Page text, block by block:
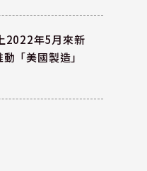
2022年5月來新
「美國製造」